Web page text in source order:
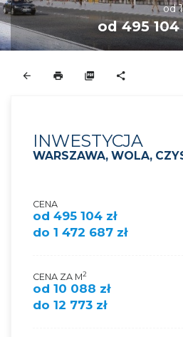
od
od 495 104
INWESTYCJA
WARSZAWA, WOLA,
CENA
od 495 104 zł
do 1 472 687 zł
CENA ZA M2
od 10 088 zł
do 12 773 zł